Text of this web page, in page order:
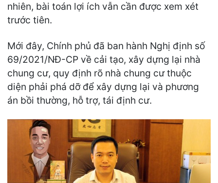
nhiên, bài toán lợi ích vẫn cần được xem xét
trước tiên.
Mới đây, Chính phủ đã ban hành Nghị định số
69/2021/NĐ-CP về cải tạo, xây dựng lại nhà
chung cư, quy định rõ nhà chung cư thuộc
diện phải phá dỡ để xây dựng lại và phương
án bồi thường, hỗ trợ, tái định cư.